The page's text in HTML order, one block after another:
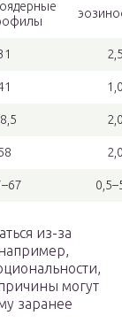
из-за
могут
заранее